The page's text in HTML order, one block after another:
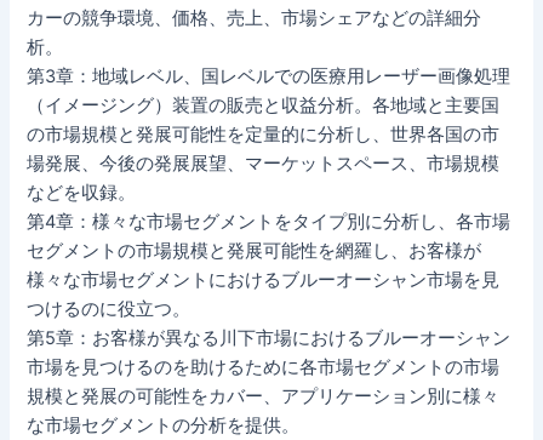
カーの競争環境、価格、売上、市場シェアなどの詳細分
析。
第3章：地域レベル、国レベルでの医療用レーザー画像処理
（イメージング）装置の販売と収益分析。各地域と主要国
の市場規模と発展可能性を定量的に分析し、世界各国の市
場発展、今後の発展展望、マーケットスペース、市場規模
などを収録。
第4章：様々な市場セグメントをタイプ別に分析し、各市場
セグメントの市場規模と発展可能性を網羅し、お客様が
様々な市場セグメントにおけるブルーオーシャン市場を見
つけるのに役立つ。
第5章：お客様が異なる川下市場におけるブルーオーシャン
市場を見つけるのを助けるために各市場セグメントの市場
規模と発展の可能性をカバー、アプリケーション別に様々
な市場セグメントの分析を提供。